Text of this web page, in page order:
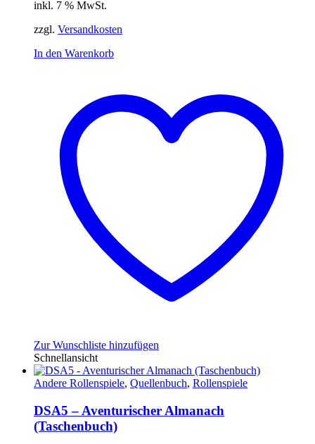
inkl. 7 % MwSt.
zzgl. Versandkosten
In den Warenkorb
Zur Wunschliste hinzufügen
Schnellansicht
Andere Rollenspiele, Quellenbuch, Rollenspiele
DSA5 – Aventurischer Almanach
(Taschenbuch)